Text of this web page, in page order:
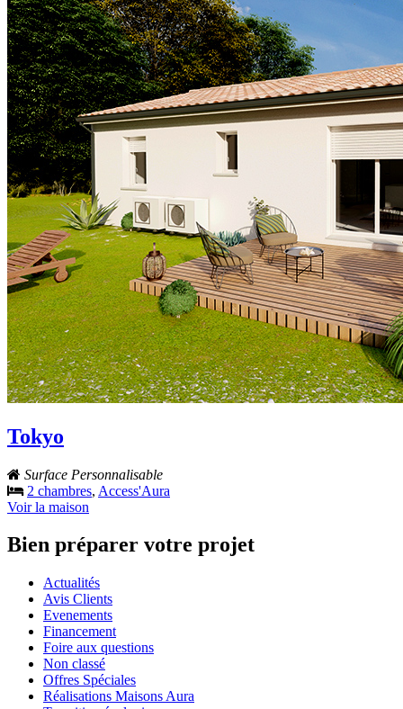
Tokyo
Surface Personnalisable
2 chambres, Access'Aura
Voir la maison
Bien préparer votre projet
Actualités
Avis Clients
Evenements
Financement
Foire aux questions
Non classé
Offres Spéciales
Réalisations Maisons Aura